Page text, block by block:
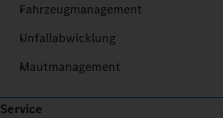
Fahrzeugmanagement
Unfallabwicklung
Mautmanagement
Service